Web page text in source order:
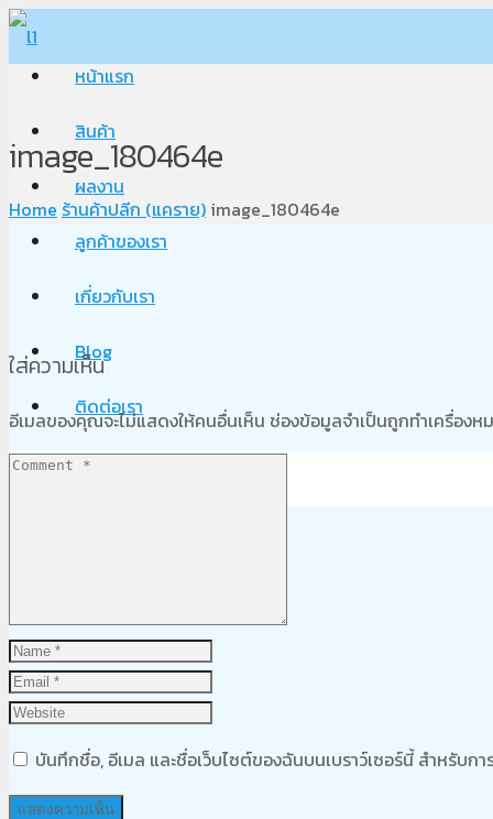
หน้าแรก
สินค้า
ผลงาน
ลูกค้าของเรา
เกี่ยวกับเรา
Blog
ติดต่อเรา
image_180464e
Home ร้านค้าปลีก (แคราย) image_180464e
ใส่ความเห็น
อีเมลของคุณจะไม่แสดงให้คนอื่นเห็น ช่องข้อมูลจำเป็นถูกทำเครื่องห
บันทึกชื่อ, อีเมล และชื่อเว็บไซต์ของฉันบนเบราว์เซอร์นี้ สำหรับก